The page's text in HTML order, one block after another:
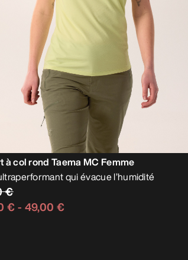
à col rond Taema MC Femme
qui évacue l’humidité
€
€- 49,00 €